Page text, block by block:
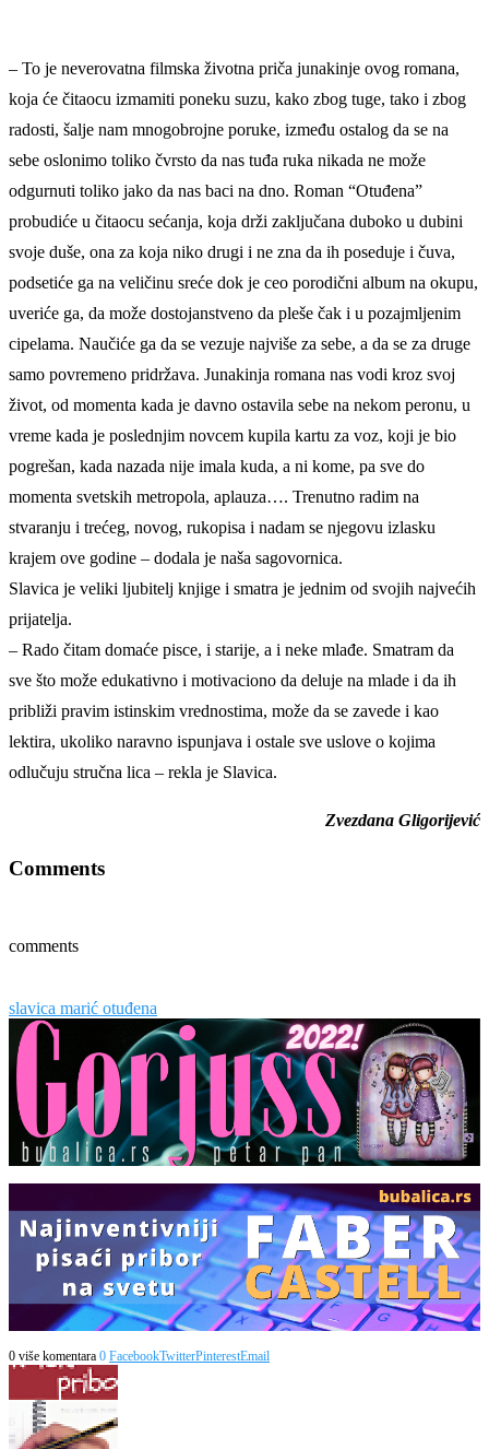
– To je neverovatna filmska životna priča junakinje ovog romana,
koja će čitaocu izmamiti poneku suzu, kako zbog tuge, tako i zbog
radosti, šalje nam mnogobrojne poruke, između ostalog da se na
sebe oslonimo toliko čvrsto da nas tuđa ruka nikada ne može
odgurnuti toliko jako da nas baci na dno. Roman “Otuđena”
probudiće u čitaocu sećanja, koja drži zaključana duboko u dubini
svoje duše, ona za koja niko drugi i ne zna da ih poseduje i čuva,
podsetiće ga na veličinu sreće dok je ceo porodični album na okupu,
uveriće ga, da može dostojanstveno da pleše čak i u pozajmljenim
cipelama. Naučiće ga da se vezuje najviše za sebe, a da se za druge
samo povremeno pridržava. Junakinja romana nas vodi kroz svoj
život, od momenta kada je davno ostavila sebe na nekom peronu, u
vreme kada je poslednjim novcem kupila kartu za voz, koji je bio
pogrešan, kada nazada nije imala kuda, a ni kome, pa sve do
momenta svetskih metropola, aplauza…. Trenutno radim na
stvaranju i trećeg, novog, rukopisa i nadam se njegovu izlasku
krajem ove godine – dodala je naša sagovornica.
Slavica je veliki ljubitelj knjige i smatra je jednim od svojih najvećih
prijatelja.
– Rado čitam domaće pisce, i starije, a i neke mlađe. Smatram da
sve što može edukativno i motivaciono da deluje na mlade i da ih
približi pravim istinskim vrednostima, može da se zavede i kao
lektira, ukoliko naravno ispunjava i ostale sve uslove o kojima
odlučuju stručna lica – rekla je Slavica.
Zvezdana Gligorijević
Comments
comments
slavica marić otuđena
0 više komentara 0 FacebookTwitterPinterestEmail